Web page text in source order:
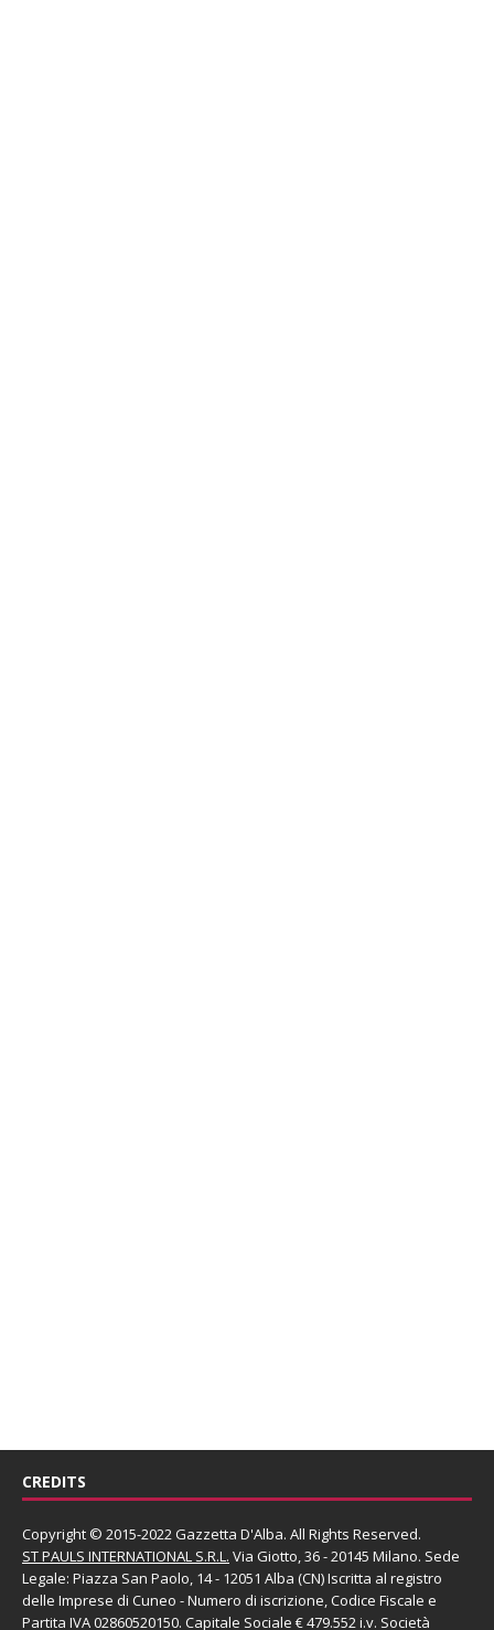
CREDITS
Copyright © 2015-2022 Gazzetta D'Alba. All Rights Reserved.
ST PAULS INTERNATIONAL S.R.L. Via Giotto, 36 - 20145 Milano. Sede
Legale: Piazza San Paolo, 14 - 12051 Alba (CN) Iscritta al registro
delle Imprese di Cuneo - Numero di iscrizione, Codice Fiscale e
Partita IVA 02860520150. Capitale Sociale € 479.552 i.v. Società